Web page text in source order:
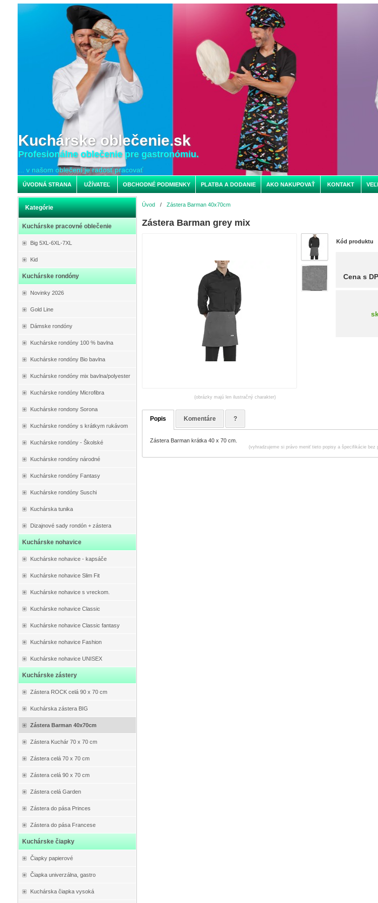
Kuchárske oblečenie.sk
Profesionálne oblečenie pre gastronómiu.
... v našom oblečení je radosť pracovať
ÚVODNÁ STRANA UŽÍVATEĽ OBCHODNÉ PODMIENKY PLATBA A DODANIE AKO NAKUPOVAŤ KONTAKT
Kategórie
Kuchárske pracovné oblečenie
Big 5XL-6XL-7XL
Kid
Kuchárske rondóny
Novinky 2026
Gold Line
Dámske rondóny
Kuchárske rondóny 100 % bavlna
Kuchárske rondóny Bio bavlna
Kuchárske rondóny mix bavlna/polyester
Kuchárske rondóny Microfibra
Kuchárske rondony Sorona
Kuchárske rondóny s krátkym rukávom
Kuchárske rondóny - Školské
Kuchárske rondóny národné
Kuchárske rondóny Fantasy
Kuchárske rondóny Suschi
Kuchárska tunika
Dizajnové sady rondón + zástera
Kuchárske nohavice
Kuchárske nohavice - kapsáče
Kuchárske nohavice Slim Fit
Kuchárske nohavice s vreckom.
Kuchárske nohavice Classic
Kuchárske nohavice Classic fantasy
Kuchárske nohavice Fashion
Kuchárske nohavice UNISEX
Kuchárske zástery
Zástera ROCK celá 90 x 70 cm
Kuchárska zástera BIG
Zástera Barman 40x70cm
Zástera Kuchár 70 x 70 cm
Zástera celá 70 x 70 cm
Zástera celá 90 x 70 cm
Zástera celá Garden
Zástera do pása Princes
Zástera do pása Francese
Kuchárske čiapky
Čiapky papierové
Čiapka univerzálna, gastro
Kuchárska čiapka vysoká
Úvod / Zástera Barman 40x70cm
Zástera Barman grey mix
(obrázky majú len ilustračný charakter)
Kód produktu
Cena s
Popis Komentáre ?
Zástera Barman krátka 40 x 70 cm.
(vyhradzujeme si právo meniť tieto popisy a špecifikácie bez